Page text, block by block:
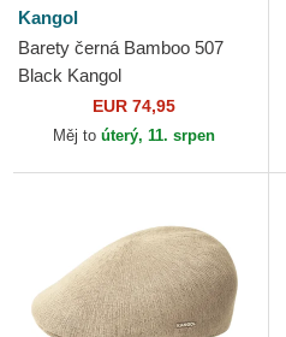
Kangol
Barety černá Bamboo 507
Black Kangol
EUR 74,95
Měj to úterý, 11. srpen